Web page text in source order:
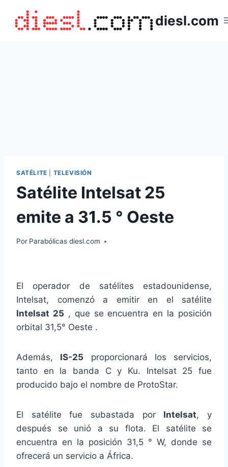
contenido
diesl.com
SATÉLITE TELEVISIÓN
Satélite Intelsat 25
emite a 31.5 ° Oeste
Por Parabólicas diesl.com
El operador de satélites estadounidense,
Intelsat, comenzó a emitir en el satélite
Intelsat 25 , que se encuentra en la posición
orbital 31,5° Oeste .
Además, IS-25 proporcionará los servicios,
tanto en la banda C y Ku. Intelsat 25 fue
producido bajo el nombre de ProtoStar.
El satélite fue subastada por Intelsat, y
después se unió a su flota. El satélite se
encuentra en la posición 31,5 ° W, donde se
ofrecerá un servicio a África.